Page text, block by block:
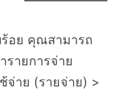
ร้อย คุณสามารถ
ายการจ่าย
จ่าย (รายจ่าย) >